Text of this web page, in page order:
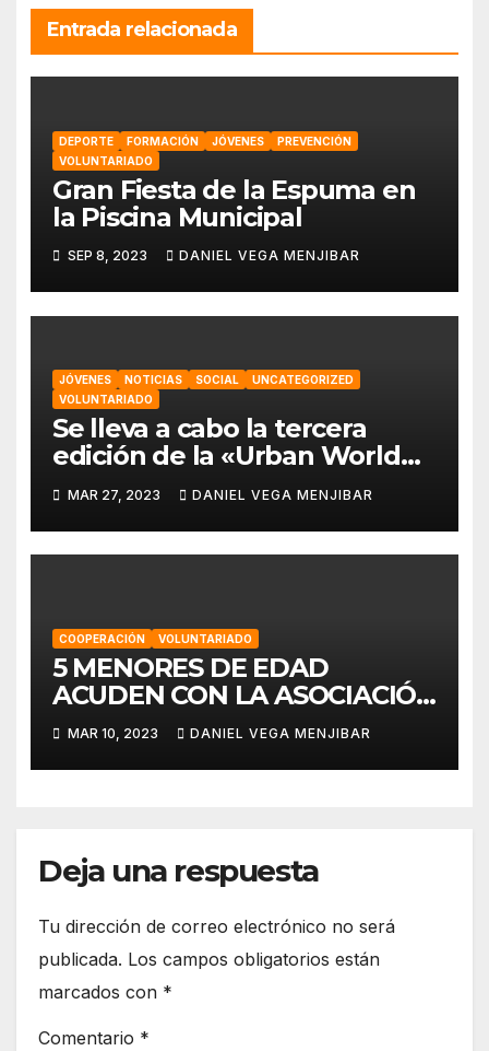
Entrada relacionada
DEPORTE FORMACIÓN JÓVENES
PREVENCIÓN
VOLUNTARIADO
Gran Fiesta de la Espuma en
la Piscina Municipal
SEP 8, 2023 DANIEL VEGA MENJIBAR
JÓVENES NOTICIAS SOCIAL
UNCATEGORIZED
VOLUNTARIADO
Se lleva a cabo la tercera
edición de la «Urban World
Alhaurín» por parte de la
asociación “Eo,Eo”
MAR 27, 2023 DANIEL VEGA MENJIBAR
COOPERACIÓN VOLUNTARIADO
5 MENORES DE EDAD
ACUDEN CON LA ASOCIACIÓN
“EO,EO” A UN PROYECTO EN
MARRUECOS.
MAR 10, 2023 DANIEL VEGA MENJIBAR
Deja una respuesta
Tu dirección de correo electrónico no será
publicada. Los campos obligatorios están
marcados con *
Comentario *